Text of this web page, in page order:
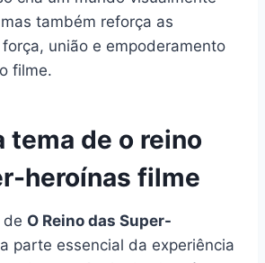
também reforça as
união e empoderamento
filme.
tema de o reino
heroínas filme
de O Reino das Super-
parte essencial da experiência